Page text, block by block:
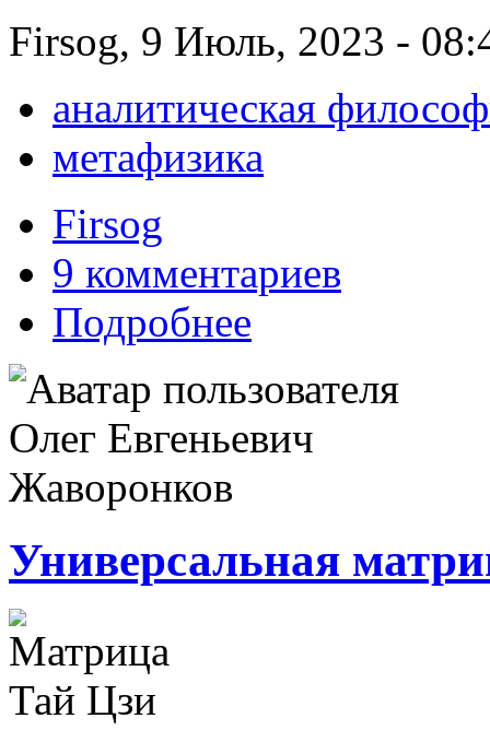
Firsog, 9 Июль, 2023 -
аналитическая
метафизика
Firsog
9 комментариев
Подробнее
Универсальная